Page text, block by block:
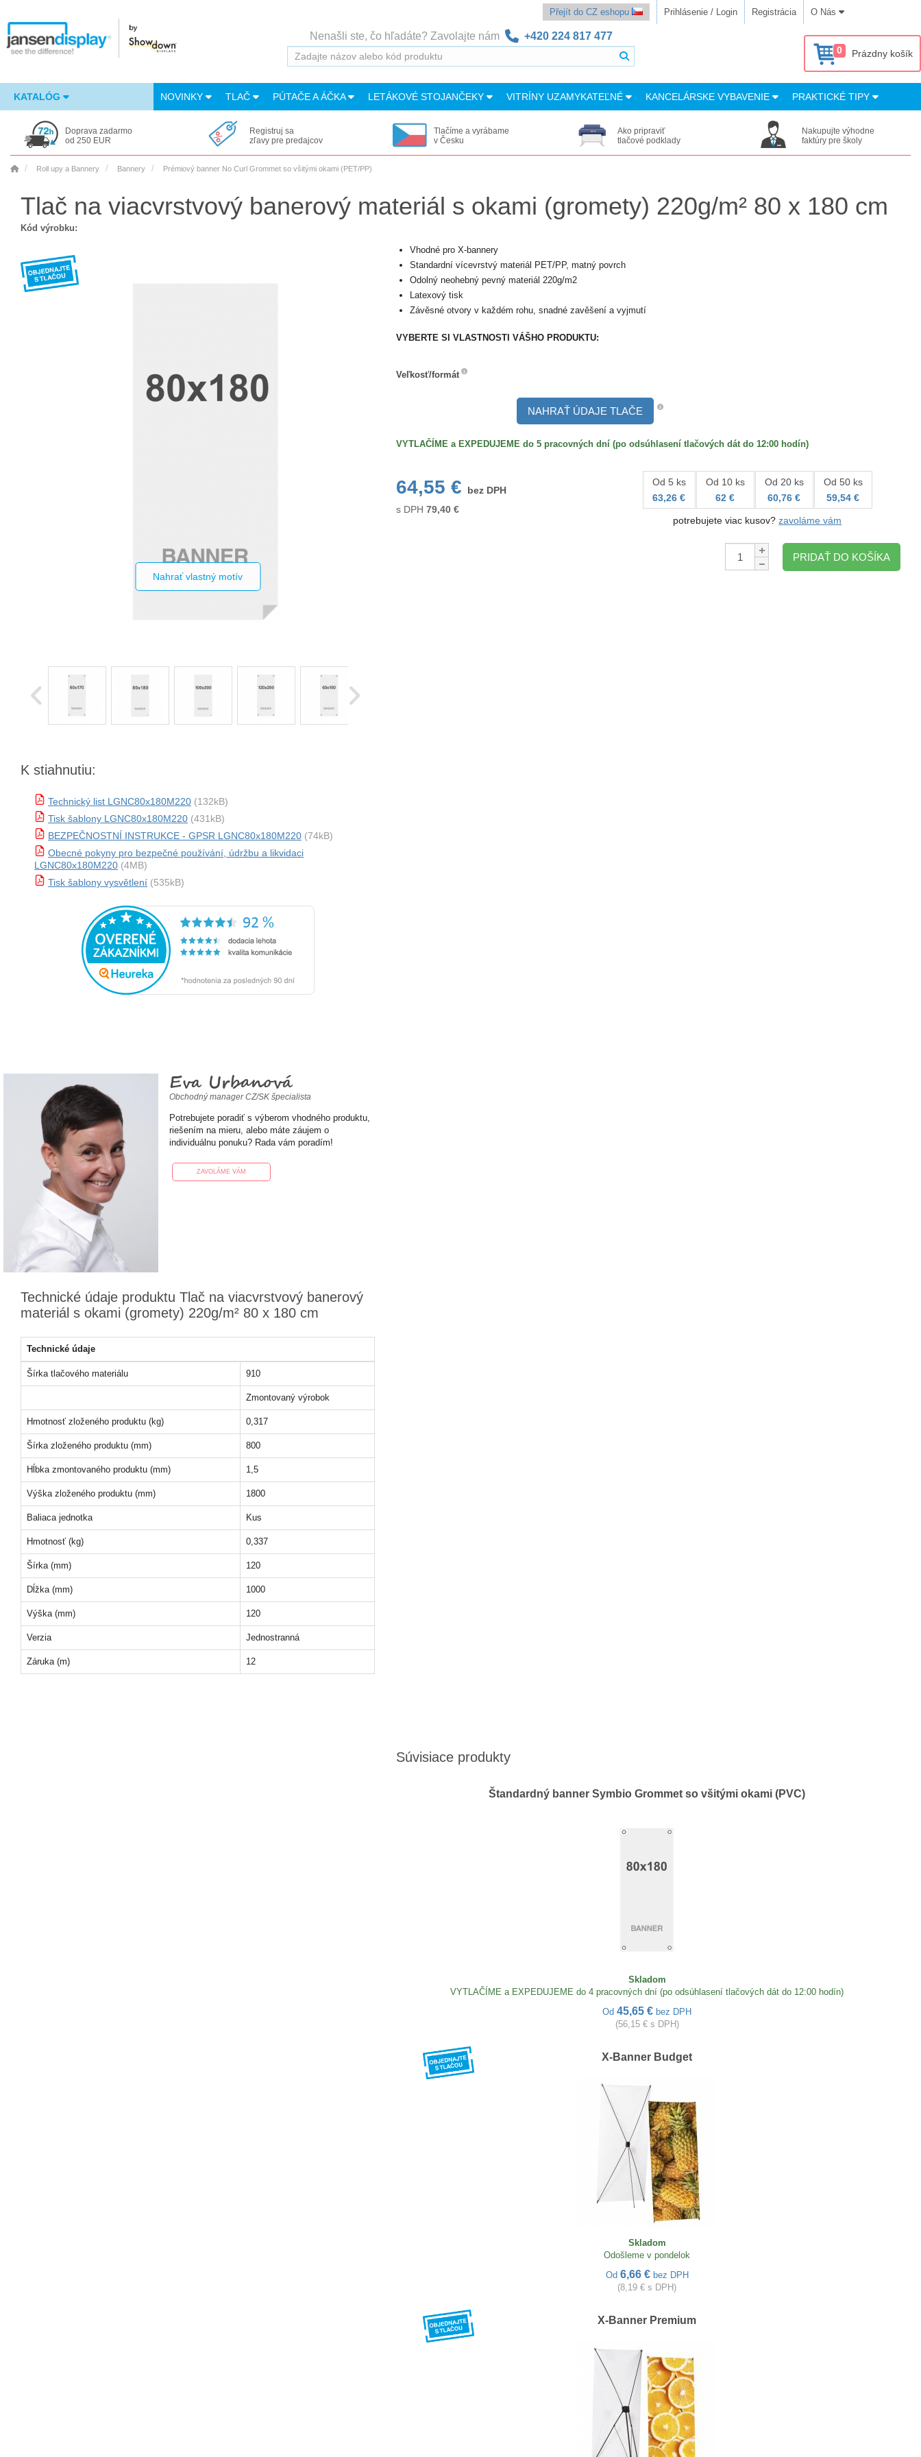
Přejít do CZ eshopu Prihlásenie / Login Registrácia O Nás
Nenašli ste, čo hľadáte? Zavolajte nám +420 224 817 477
0 Prázdny košík
KATALÓG NOVINKY TLAČ PÚTAČE A ÁČKA LETÁKOVÉ STOJANČEKY VITRÍNY UZAMYKATEĽNÉ KANCELÁRSKE VYBAVENIE PRAKTICKÉ TIPY
Doprava zadarmo
od 250 EUR
Registruj sa
zľavy pre predajcov
Tlačíme a vyrábame
v Česku
Ako pripraviť
tlačové podklady
Nakupujte výhodne
faktúry pre školy
Roll upy a Bannery Bannery Prémiový banner No Curl Grommet so všitými okami (PET/PP)
Tlač na viacvrstvový banerový materiál s okami (gromety) 220g/m² 80 x 180 cm
Kód výrobku:
Nahrať vlastný motív
K stiahnutiu:
Technický list LGNC80x180M220 (132kB)
Tisk šablony LGNC80x180M220 (431kB)
BEZPEČNOSTNÍ INSTRUKCE - GPSR LGNC80x180M220 (74kB)
Obecné pokyny pro bezpečné používání, údržbu a likvidaci
LGNC80x180M220 (4MB)
Tisk šablony vysvětlení (535kB)
Eva Urbanová
Obchodný manager CZ/SK špecialista
Potrebujete poradiť s výberom vhodného produktu,
riešením na mieru, alebo máte záujem o
individuálnu ponuku? Rada vám poradím!
ZAVOLÁME VÁM
Technické údaje produktu Tlač na viacvrstvový banerový
materiál s okami (gromety) 220g/m² 80 x 180 cm
Technické údaje
Šírka tlačového materiálu 910
Zmontovaný výrobok
Hmotnosť zloženého produktu (kg) 0,317
Šírka zloženého produktu (mm) 800
Hĺbka zmontovaného produktu (mm) 1,5
Výška zloženého produktu (mm) 1800
Baliaca jednotka Kus
Hmotnosť (kg) 0,337
Šírka (mm) 120
Dĺžka (mm) 1000
Výška (mm) 120
Verzia Jednostranná
Záruka (m) 12
Vhodné pro X-bannery
Standardní vícevrstvý materiál PET/PP, matný povrch
Odolný neohebný pevný materiál 220g/m2
Latexový tisk
Závěsné otvory v každém rohu, snadné zavěšení a vyjmutí
VYBERTE SI VLASTNOSTI VÁŠHO PRODUKTU:
Veľkosť/formát
NAHRAŤ ÚDAJE TLAČE
VYTLAČÍME a EXPEDUJEME do 5 pracovných dní (po odsúhlasení tlačových dát do 12:00 hodín)
64,55 €
bez DPH
s DPH 79,40€
Od 5 ks
63,26 €
Od 10 ks
62 €
Od 20 ks
60,76 €
Od 50 ks
59,54 €
potrebujete viac kusov?zavoláme vám
Množstvo:
PRIDAŤ DO KOŠÍKA
Súvisiace produkty
Štandardný banner Symbio Grommet so všitými okami (PVC)
Skladom
VYTLAČÍME a EXPEDUJEME do 4 pracovných dní (po odsúhlasení tlačových dát do 12:00 hodín)
Od45,65 €bez DPH
(56,15 € s DPH)
X-Banner Budget
Skladom
Odošleme v pondelok
Od 6,66 € bez DPH
(8,19 € s DPH)
X-Banner Premium